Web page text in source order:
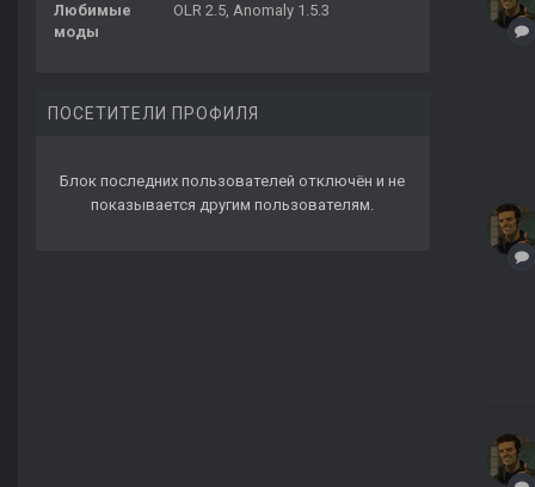
Любимые
моды
OLR 2.5, Anomaly 1.5.3
ПОСЕТИТЕЛИ ПРОФИЛЯ
Блок последних пользователей отключён и не
показывается другим пользователям.